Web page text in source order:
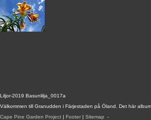
Liljor-2019 Basunlilja_0017a
Välkommen till Granudden i Färjestaden på Öland. Det här
Cape Pine Garden Project | Footer | Sitemap -